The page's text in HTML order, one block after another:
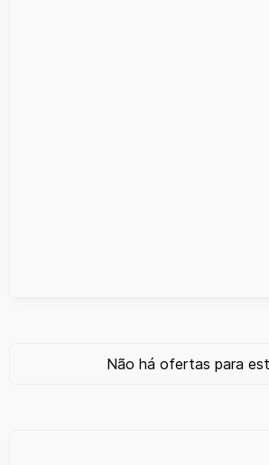
Não há ofertas para